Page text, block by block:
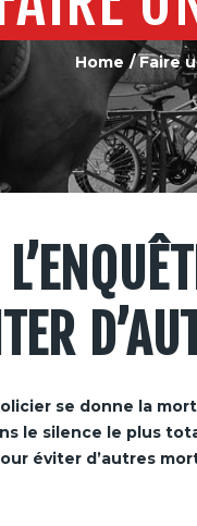
Home Faire
se donne la
le silence le plus
éviter d’autres